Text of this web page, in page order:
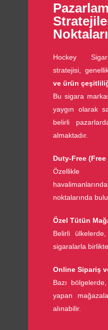
Noktaları
Hockey
stratejisi,
ve ürün
Bu sigara
yaygın olarak
belirli
almaktadır.
Duty-Free (Free
Özellikle
noktalarında
Özel Tütün
Belirli
sigaralarla birlikte
Online Sipariş
Bazı
yapan
alınabilir.